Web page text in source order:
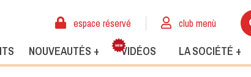
espace réservé club menù
NOUVEAUTÉS + VIDÉOS LA SOCIÉTÉ +